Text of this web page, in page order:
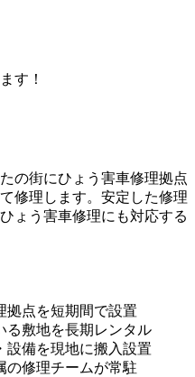
の街にひょう害車修理拠点
修理します。安定した修理
ょう害車修理にも対応する
拠点を短期間で設置
る敷地を長期レンタル
設備を現地に搬入設置
の修理チームが常駐